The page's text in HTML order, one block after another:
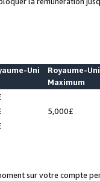
Uni
Royaume-Uni
Maximum
5,000£
sur votre compte